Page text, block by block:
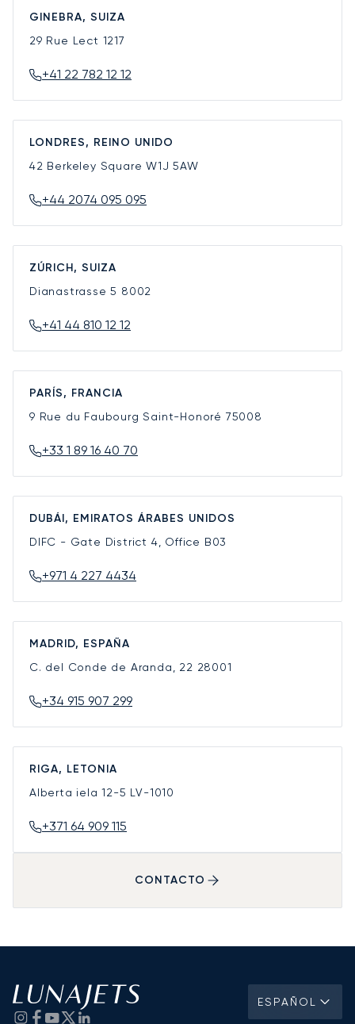
GINEBRA, SUIZA
29 Rue Lect 1217
+41 22 782 12 12
LONDRES, REINO UNIDO
42 Berkeley SquareW1J 5AW
+44 2074 095 095
ZÚRICH, SUIZA
Dianastrasse 5 8002
+41 44 810 12 12
PARÍS, FRANCIA
9 Rue du Faubourg Saint-Honoré 75008
+33 1 89 16 40 70
DUBÁI, EMIRATOS ÁRABES UNIDOS
DIFC - Gate District 4, Office B03
+971 4 227 4434
MADRID, ESPAÑA
C. del Conde de Aranda, 22 28001
+34 915 907 299
RIGA, LETONIA
Alberta iela 12-5 LV-1010
+371 64 909 115
CONTACTO
ESPAÑOL